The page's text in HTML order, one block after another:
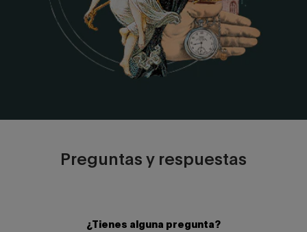
Preguntas y respuestas
¿Tienes alguna pregunta?